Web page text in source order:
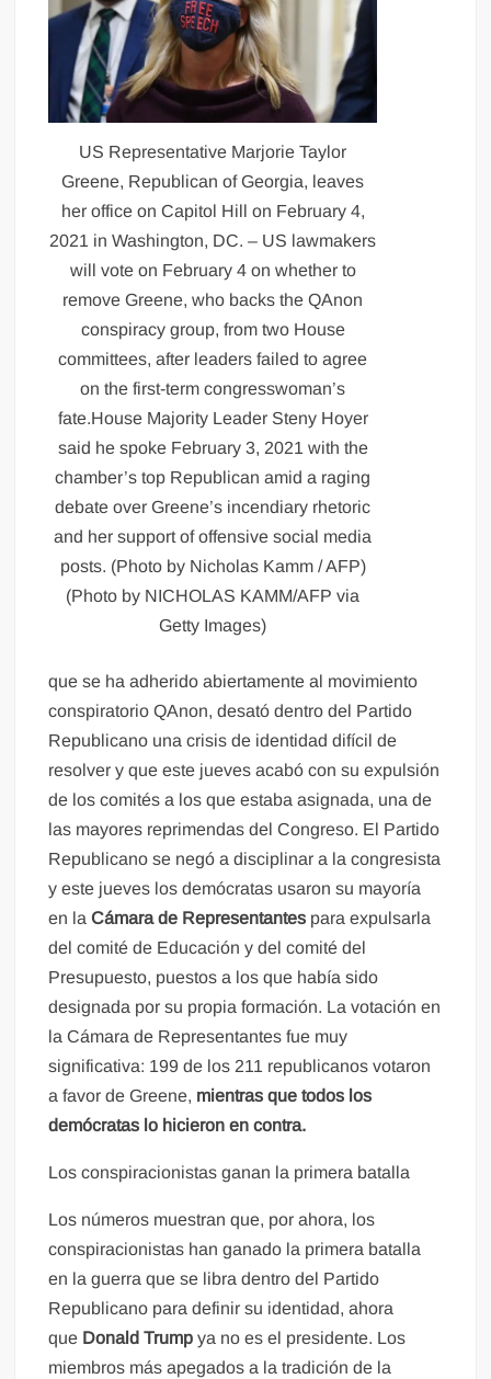
US Representative Marjorie Taylor
Greene, Republican of Georgia, leaves
her office on Capitol Hill on February 4,
2021 in Washington, DC. – US lawmakers
will vote on February 4 on whether to
remove Greene, who backs the QAnon
conspiracy group, from two House
committees, after leaders failed to agree
on the first-term congresswoman’s
fate.House Majority Leader Steny Hoyer
said he spoke February 3, 2021 with the
chamber’s top Republican amid a raging
debate over Greene’s incendiary rhetoric
and her support of offensive social media
posts. (Photo by Nicholas Kamm / AFP)
(Photo by NICHOLAS KAMM/AFP via
Getty Images)
que se ha adherido abiertamente al movimiento
conspiratorio QAnon, desató dentro del Partido
Republicano una crisis de identidad difícil de
resolver y que este jueves acabó con su expulsión
de los comités a los que estaba asignada, una de
las mayores reprimendas del Congreso. El Partido
Republicano se negó a disciplinar a la congresista
y este jueves los demócratas usaron su mayoría
en laCámara de Representantes para expulsarla
del comité de Educación y del comité del
Presupuesto, puestos a los que había sido
designada por su propia formación. La votación en
la Cámara de Representantes fue muy
significativa: 199 de los 211 republicanos votaron
a favor de Greene, mientras que todos los
demócratas lo hicieron en contra.
Los conspiracionistas ganan la primera batalla
Los números muestran que, por ahora, los
conspiracionistas han ganado la primera batalla
en la guerra que se libra dentro del Partido
Republicano para definir su identidad, ahora
que Donald Trump ya no es el presidente. Los
miembros más apegados a la tradición de la